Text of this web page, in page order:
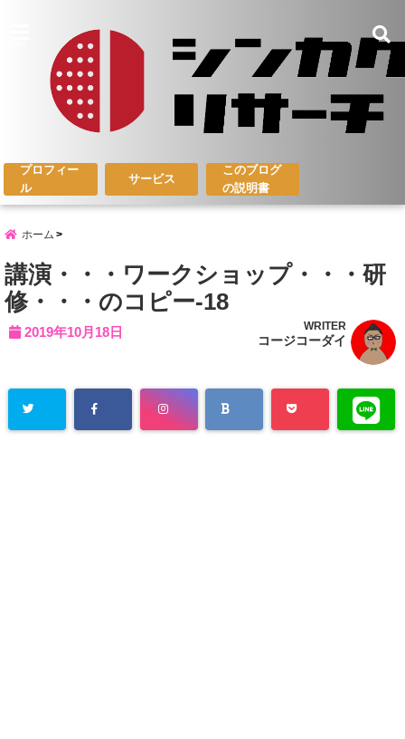
プロフィー
ル
サービス
このブログ
の説明書
ホーム
講演・・・ワークショップ・・・研
修・・・のコピー-18
2019年10月18日 WRITER
コージコーダイ